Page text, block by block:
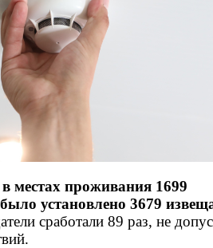
местах проживания 1699
установлено 3679
сработали 89 раз, не